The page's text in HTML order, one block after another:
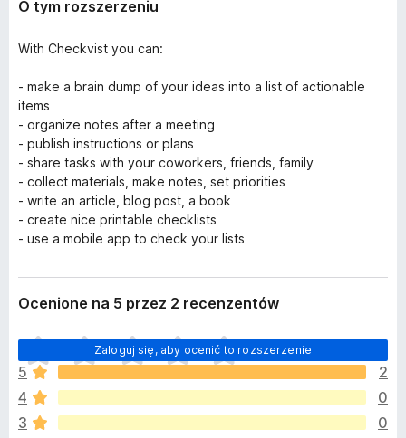
O tym rozszerzeniu
With Checkvist you can:
- make a brain dump of your ideas into a list of actionable
items
- organize notes after a meeting
- publish instructions or plans
- share tasks with your coworkers, friends, family
- collect materials, make notes, set priorities
- write an article, blog post, a book
- create nice printable checklists
- use a mobile app to check your lists
Ocenione na 5 przez 2 recenzentów
Zaloguj się, aby ocenić to rozszerzenie
N
i
e
m
a
5
2
4
0
3
0